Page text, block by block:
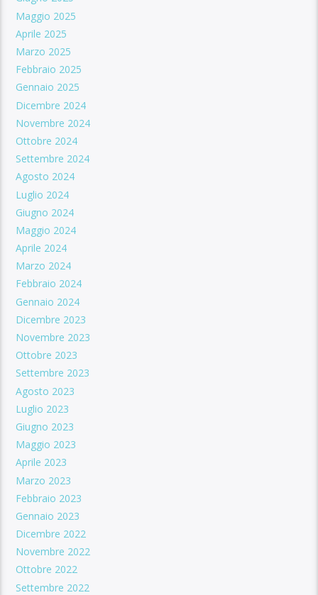
Maggio 2025
Aprile 2025
Marzo 2025
Febbraio 2025
Gennaio 2025
Dicembre 2024
Novembre 2024
Ottobre 2024
Settembre 2024
Agosto 2024
Luglio 2024
Giugno 2024
Maggio 2024
Aprile 2024
Marzo 2024
Febbraio 2024
Gennaio 2024
Dicembre 2023
Novembre 2023
Ottobre 2023
Settembre 2023
Agosto 2023
Luglio 2023
Giugno 2023
Maggio 2023
Aprile 2023
Marzo 2023
Febbraio 2023
Gennaio 2023
Dicembre 2022
Novembre 2022
Ottobre 2022
Settembre 2022